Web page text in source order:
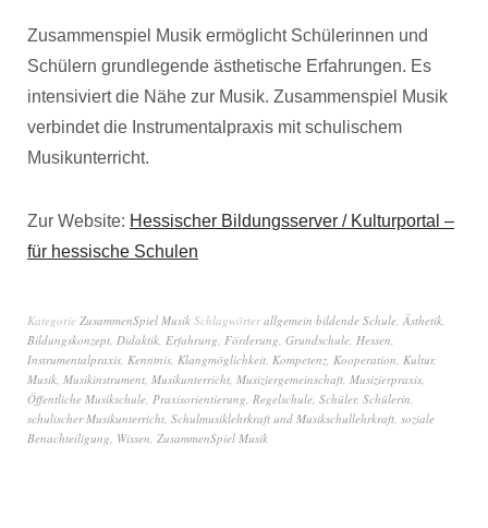
Zusammenspiel Musik ermöglicht Schülerinnen und
Schülern grundlegende ästhetische Erfahrungen. Es
intensiviert die Nähe zur Musik. Zusammenspiel Musik
verbindet die Instrumentalpraxis mit schulischem
Musikunterricht.
Zur Website: Hessischer Bildungsserver / Kulturportal –
für hessische Schulen
Kategorie ZusammenSpiel Musik Schlagwörterallgemein bildende Schule, Ästhetik,
Bildungskonzept, Didaktik, Erfahrung, Förderung, Grundschule, Hessen,
Instrumentalpraxis, Kenntnis, Klangmöglichkeit, Kompetenz, Kooperation, Kultur,
Musik, Musikinstrument, Musikunterricht, Musiziergemeinschaft, Musizierpraxis,
Öffentliche Musikschule, Praxisorientierung, Regelschule, Schüler, Schülerin,
schulischer Musikunterricht, Schulmusiklehrkraft und Musikschullehrkraft, soziale
Benachteiligung, Wissen, ZusammenSpiel Musik